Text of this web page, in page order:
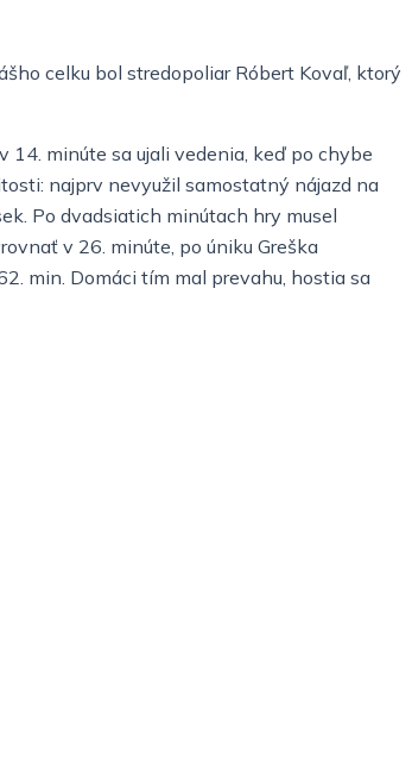
celku bol stredopoliar Róbert Kovaľ, ktorý
minúte sa ujali vedenia, keď po chybe
najprv nevyužil samostatný nájazd na
Po dvadsiatich minútach hry musel
v 26. minúte, po úniku Greška
min. Domáci tím mal prevahu, hostia sa